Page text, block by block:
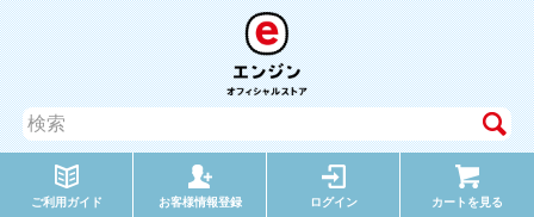
ご利用ガイド お客様情報登録 ログイン カートを見る